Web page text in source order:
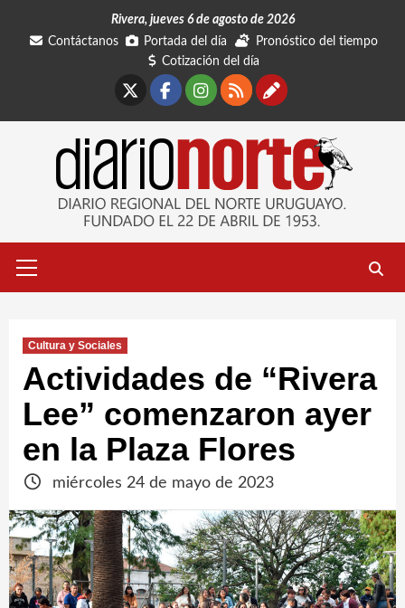
Rivera, jueves 6 de agosto de 2026
Contáctanos
Portada del día
Pronóstico del tiempo
Cotización del día
Facebook
Instagram
RSSContáctanos
primario
Cultura y Sociales
Actividades de “Rivera
Lee” comenzaron ayer
en la Plaza Flores
miércoles 24 de mayo de 2023